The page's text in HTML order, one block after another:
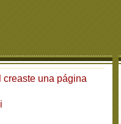
una página